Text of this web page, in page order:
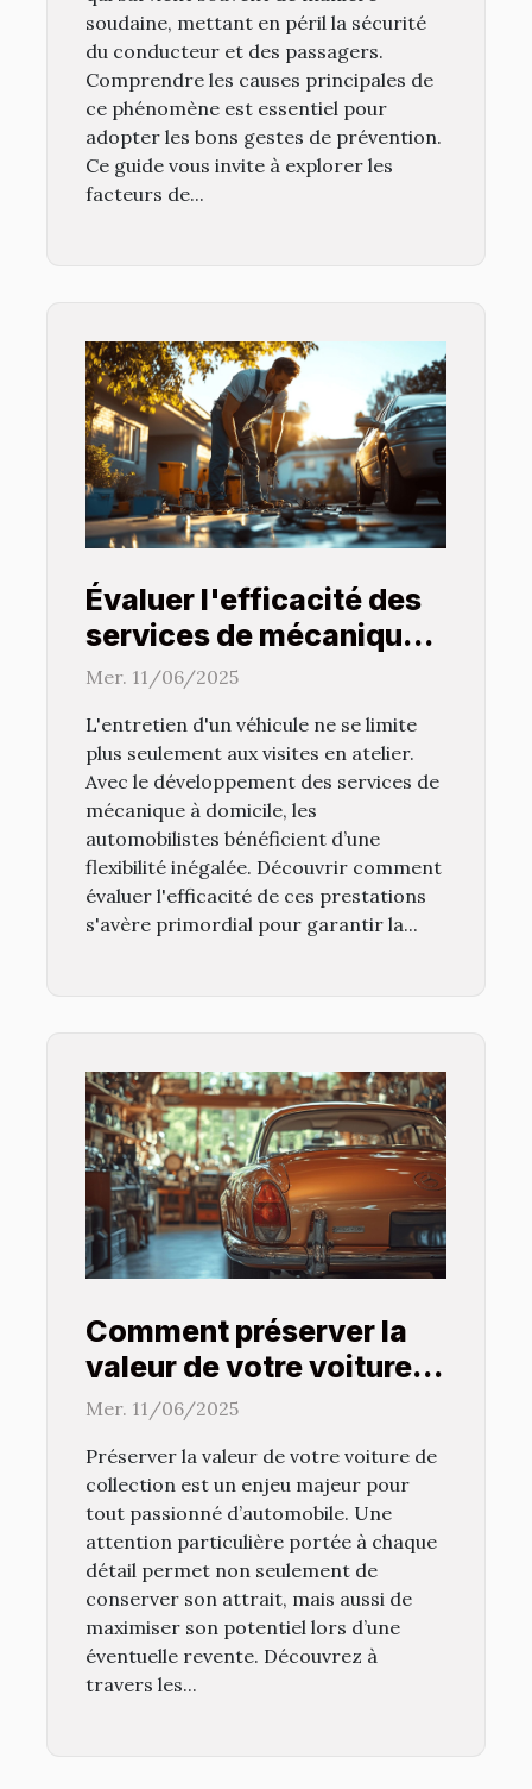
soudaine, mettant en péril la sécurité
du conducteur et des passagers.
Comprendre les causes principales de
ce phénomène est essentiel pour
adopter les bons gestes de prévention.
Ce guide vous invite à explorer les
facteurs de...
Évaluer l'efficacité des
services de mécanique à
domicile
Mer. 11/06/2025
L'entretien d'un véhicule ne se limite
plus seulement aux visites en atelier.
Avec le développement des services de
mécanique à domicile, les
automobilistes bénéficient d’une
flexibilité inégalée. Découvrir comment
évaluer l'efficacité de ces prestations
s'avère primordial pour garantir la...
Comment préserver la
valeur de votre voiture
de collection
Mer. 11/06/2025
Préserver la valeur de votre voiture de
collection est un enjeu majeur pour
tout passionné d’automobile. Une
attention particulière portée à chaque
détail permet non seulement de
conserver son attrait, mais aussi de
maximiser son potentiel lors d’une
éventuelle revente. Découvrez à
travers les...